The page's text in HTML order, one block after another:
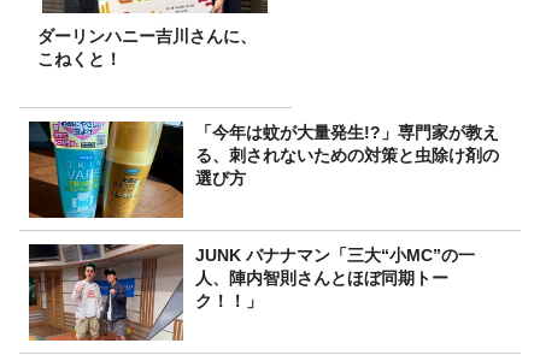
ダーリンハニー吉川さんに、
こねくと！
「今年は蚊が大量発生!?」専門家が教え
る、刺されないための対策と虫除け剤の
選び方
JUNK バナナマン「三大“小MC”の一
人、陣内智則さんとほぼ同期トー
ク！！」